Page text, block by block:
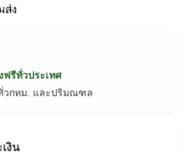
ส่ง
ฟรีทั่วประเทศ
วกทม. และปริมณฑล
งิน